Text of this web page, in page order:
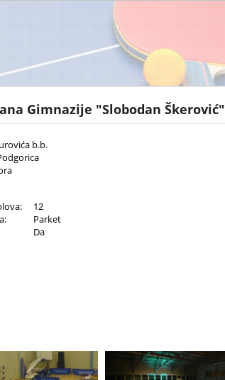
Gimnazije "Slobodan Škerović"
b.b.
12
Parket
Da